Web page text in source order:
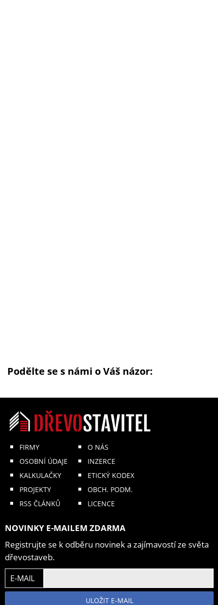
Podělte se s námi o Váš názor:
FIRMY
OSOBNÍ ÚDAJE
KALKULAČKY
PROJEKTY
RSS ČLÁNKŮ
O NÁS
INZERCE
ETICKÝ KODEX
OBCH. PODM.
LICENCE
NOVINKY E-MAILEM ZDARMA
Registrujte se k odběru novinek a zajímavostí ze světa
dřevostaveb.
E-MAIL
ULOŽIT E-MAIL